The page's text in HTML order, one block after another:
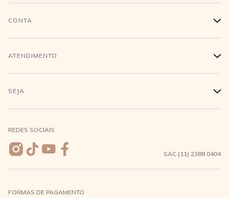
História
Conecte-se
CONTA +
Login
Meus pedidos
Wishlist
ATENDIMENTO +
Compra Segura
Entrega e Frete
Trocas e Devoluções
SEJA +
REDES SOCIAIS
SAC (11) 2388 0404
FORMAS DE PAGAMENTO